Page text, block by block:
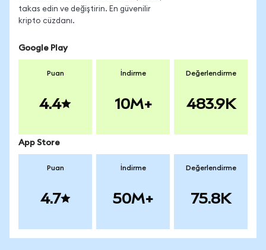
takas edin ve değiştirin. En güvenilir
kripto cüzdanı.
Google Play
Puan
4.4
İndirme
10M+
Değerlendirme
483.9K
App Store
Puan
4.7
İndirme
50M+
Değerlendirme
75.8K